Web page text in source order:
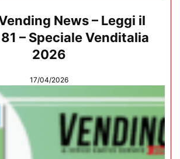
News – Leggi il
– Speciale Venditalia
2026
17/04/2026